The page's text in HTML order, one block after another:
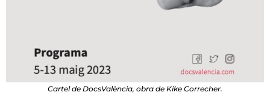
Cartel de DocsValència, obra de Kike Correcher.